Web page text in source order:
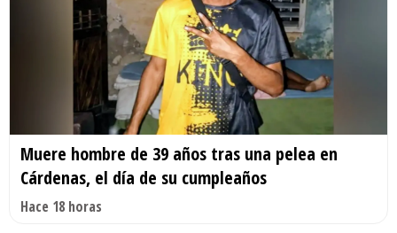
Muere hombre de 39 años tras una pelea en
Cárdenas, el día de su cumpleaños
Hace 18 horas